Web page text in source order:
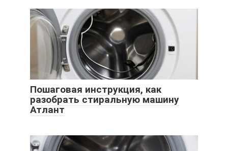
Пошаговая инструкция, как
разобрать стиральную машину
Атлант